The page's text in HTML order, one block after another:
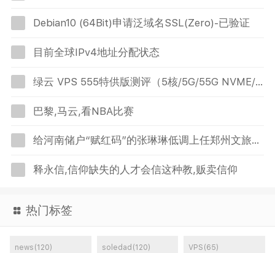
Debian10 (64Bit)申请泛域名SSL(Zero)-已验证
目前全球IPv4地址分配状态
绿云 VPS 555特供版测评（5核/5G/55G NVME/5T/1Gbps美国VPS）
巴黎,马云,看NBA比赛
给河南储户“赋红码”的张琳琳低调上任郑州文旅局一把手
释永信,信仰缺失的人才会信这种教,贩卖信仰
热门标签
news(120) soledad(120) VPS(65)